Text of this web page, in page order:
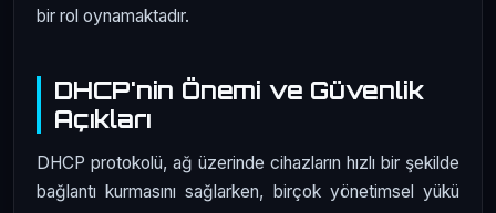
bir rol oynamaktadır.
DHCP'nin Önemi ve Güvenlik
Açıkları
DHCP protokolü, ağ üzerinde cihazların hızlı bir şekilde
bağlantı kurmasını sağlarken, birçok yönetimsel yükü